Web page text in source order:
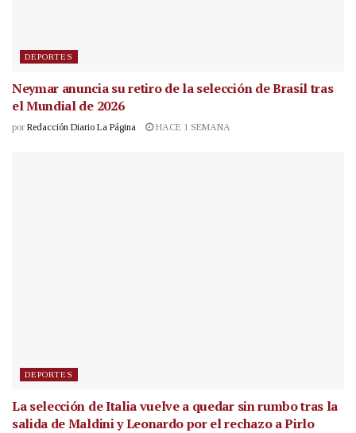
DEPORTES
Neymar anuncia su retiro de la selección de Brasil tras
el Mundial de 2026
por Redacción Diario La Página HACE 1 SEMANA
DEPORTES
La selección de Italia vuelve a quedar sin rumbo tras la
salida de Maldini y Leonardo por el rechazo a Pirlo